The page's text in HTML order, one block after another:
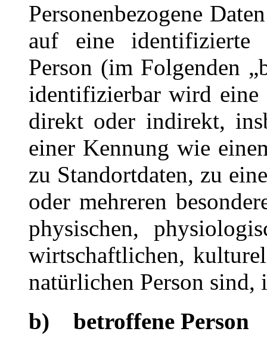
Personenbezogene
auf eine identifizierte
Person (im Folgenden
identifizierbar wird eine
direkt oder indirekt,
einer Kennung wie
zu Standortdaten, zu
oder mehreren
physischen,
wirtschaftlichen,
natürlichen Person
b) betroffene Person